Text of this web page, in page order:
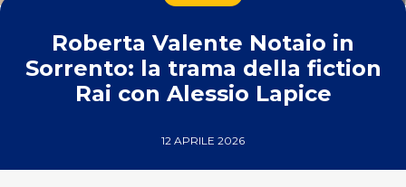
Roberta Valente Notaio in
Sorrento: la trama della fiction
Rai con Alessio Lapice
12 APRILE 2026